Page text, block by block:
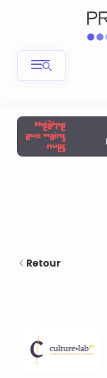
Retour